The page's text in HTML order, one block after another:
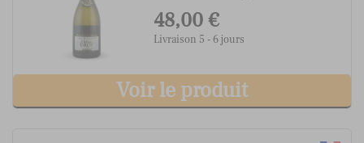
48,00 €
Livraison 5 - 6 jours
Voir le produit